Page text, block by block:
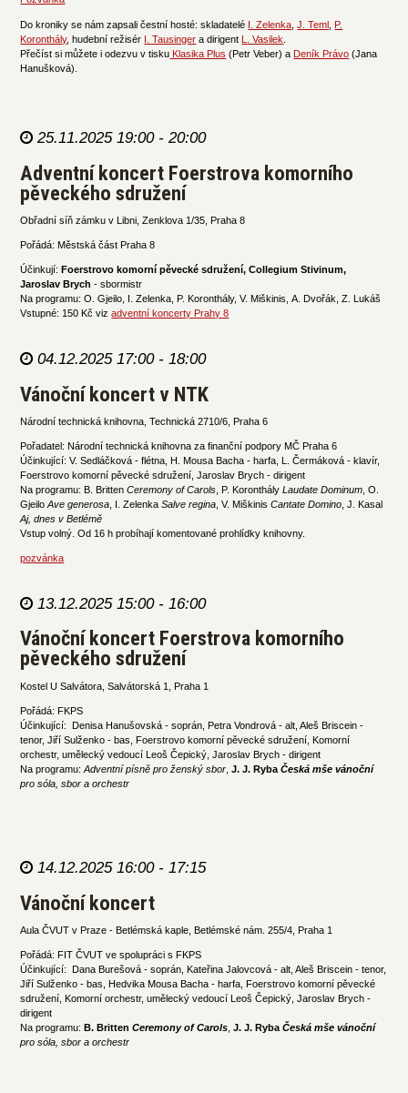
Do kroniky se nám zapsali čestní hosté: skladatelé I. Zelenka ,J. Teml P.
Koronthály, hudební režisér I. Tausinger a dirigent L. Vasilek
Přečíst si můžete i odezvu v tisku Klasika Plus (Petr Veber) a Deník Právo (Jana
Hanušková).
25.11.2025 19:00 - 20:00
Adventní koncert Foerstrova komorního
pěveckého sdružení
Obřadní síň zámku v Libni, Zenklova 1/35, Praha 8
Pořádá: Městská část Praha 8
Účinkují: Foerstrovo komorní pěvecké sdružení, Collegium Stivinum,
Jaroslav Brych - sbormistr
Na programu: O. Gjeilo, I. Zelenka, P. Koronthály, V. Miškinis, A. Dvořák, Z. Lukáš
Vstupné: 150 Kč vizadventní koncerty Prahy 8
04.12.2025 17:00 - 18:00
Vánoční koncert v NTK
Národní technická knihovna, Technická 2710/6, Praha 6
Pořadatel: Národní technická knihovna za finanční podpory MČ Praha 6
Účinkující: V. Sedláčková - flétna, H. Mousa Bacha - harfa, L. Čermáková - klavír,
Foerstrovo komorní pěvecké sdružení, Jaroslav Brych - dirigent
Na programu: B. BrittenCeremony of Carols , P. KoronthályLaudate Dominum , O.
GjeiloAve generosa , I. ZelenkaSalve regina , V. MiškinisCantate Domino , J. Kasal
Aj, dnes v Betlémě
Vstup volný. Od 16 h probíhají komentované prohlídky knihovny.
pozvánka
13.12.2025 15:00 - 16:00
Vánoční koncert Foerstrova komorního
pěveckého sdružení
Kostel U Salvátora, Salvátorská 1, Praha 1
Pořádá: FKPS
Účinkující: Denisa Hanušovská - soprán, Petra Vondrová - alt, Aleš Briscein -
tenor, Jiří Sulženko - bas, Foerstrovo komorní pěvecké sdružení, Komorní
orchestr, umělecký vedoucí Leoš Čepický, Jaroslav Brych - dirigent
Na programu:Adventní písně pro ženský sbor ,J. J. RybaČeská mše vánoční
pro sóla, sbor a orchestr
14.12.2025 16:00 - 17:15
Vánoční koncert
Aula ČVUT v Praze - Betlémská kaple, Betlémské nám. 255/4, Praha 1
Pořádá: FIT ČVUT ve spolupráci s FKPS
Účinkující: Dana Burešová - soprán, Kateřina Jalovcová - alt, Aleš Briscein - tenor,
Jiří Sulženko - bas, Hedvika Mousa Bacha - harfa, Foerstrovo komorní pěvecké
sdružení, Komorní orchestr, umělecký vedoucí Leoš Čepický, Jaroslav Brych -
dirigent
Na programu: B. BrittenCeremony of Carols,J. J. RybaČeská mše vánoční
pro sóla, sbor a orchestr